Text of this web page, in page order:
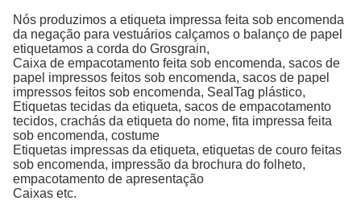
Nós produzimos a etiqueta impressa feita sob encomenda
da negação para vestuários calçamos o balanço de papel
etiquetamos a corda do Grosgrain,
Caixa de empacotamento feita sob encomenda, sacos de
papel impressos feitos sob encomenda, sacos de papel
impressos feitos sob encomenda, SealTag plástico,
Etiquetas tecidas da etiqueta, sacos de empacotamento
tecidos, crachás da etiqueta do nome, fita impressa feita
sob encomenda, costume
Etiquetas impressas da etiqueta, etiquetas de couro feitas
sob encomenda, impressão da brochura do folheto,
empacotamento de apresentação
Caixas etc.